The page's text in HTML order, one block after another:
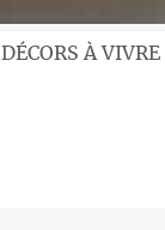
DÉCORS À